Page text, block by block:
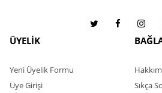
ÜYELİK
Yeni Üyelik Formu
Üye Girişi
Sıkça